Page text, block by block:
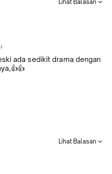
Lihat Balasan
ada sedikit drama dengan
Lihat Balasan